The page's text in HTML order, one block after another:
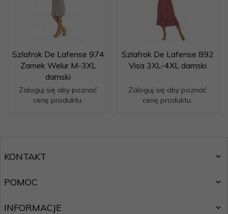
Szlafrok De Lafense 974
Zamek Welur M-3XL
damski
Zaloguj się aby poznać
cenę produktu.
Szlafrok De Lafense 892
Visa 3XL-4XL damski
Zaloguj się aby poznać
cenę produktu.
KONTAKT
POMOC
INFORMACJE